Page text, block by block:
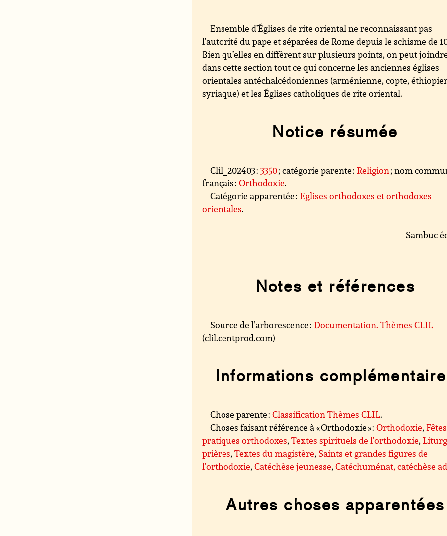
Ensemble d’Églises de rite oriental ne reconnaissant pas
l’autorité du pape et séparées de Rome depuis le schisme de
Bien qu’elles en diffèrent sur plusieurs points, on peut joindre
dans cette section tout ce qui concerne les anciennes églises
orientales antéchalcédoniennes (arménienne, copte,
syriaque) et les Églises catholiques de rite oriental.
Notice résumée
Clil_202403 :3350; catégorie parente :Religion; nom
français :Orthodoxie.
Catégorie apparentée :Eglises orthodoxes et orthodoxes
orientales.
Sambuc
Notes et références
Source de l’arborescence :Documentation. Thèmes CLIL
(clil.centprod.com)
Informations
Chose parente :Classification Thèmes CLIL.
Choses faisant référence à « Orthodoxie » :Orthodoxie,
pratiques orthodoxes,Textes spirituels de l’orthodoxie,
prières,Textes du magistère, Saints et grandes figures de
l’orthodoxie,Catéchèse jeunesse,Catéchuménat, catéchèse
Autres choses apparentées